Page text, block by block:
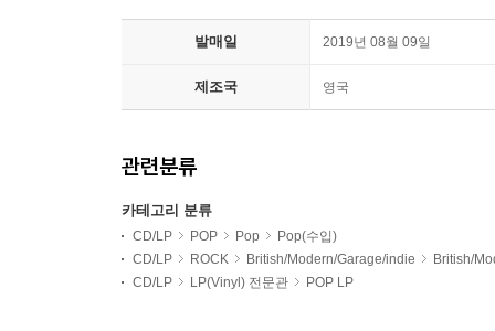
발매일 2019년 08월 09일
제조국 영국
관련분류
카테고리 분류
CD/LP POP Pop
Pop(수입)
CD/LP
ROCK British/Modern/Garage/indie
British/
CD/LP
LP(Vinyl) 전문관 POP LP